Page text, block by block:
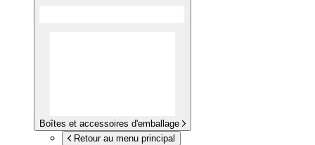
Boîtes et accessoires d'emballage
Retour au menu principal